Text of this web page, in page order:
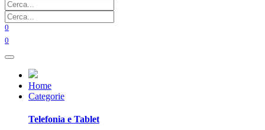
0
0
Home
Categorie
Telefonia e Tablet